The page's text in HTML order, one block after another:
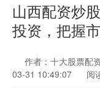
山西配资炒
投资，把握
作者：十大股票配
03-31 10:49:07
阅